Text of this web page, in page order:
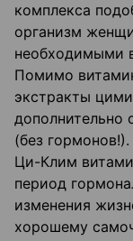
комплекса
организм
необходимыми
Помимо
экстракты
дополнительно
(без гормонов!).
Ци-Клим
период
изменения
хорошему